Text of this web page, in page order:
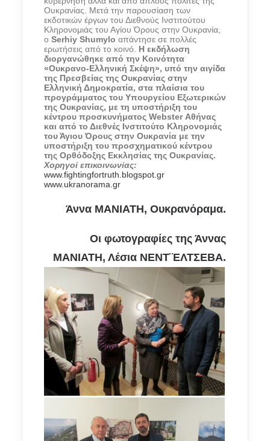
Ουκρανίας. Μετά την παρουσίαση των
εκδοτικών έργων του Διεθνούς Ινστιτούτου
Κληρονομιάς του Αγίου Όρους στην Ουκρανία,
ο Serhiy Shumylo απάντησε σε πολλές
ερωτήσεις από το κοινό. Η εκδήλωση
διοργανώθηκε από την Κοινότητα
«Ουκρανο-Ελληνική Σκέψη», υπό την αιγίδα
της Πρεσβείας της Ουκρανίας στην
Ελληνική Δημοκρατία, στα πλαίσια του
προγράμματος του Υπουργείου Εξωτερικών
της Ουκρανίας, με τη υποστήριξη του
κέντρου προσκυνήματος Webster Αθήνας
και από το Διεθνές Ινστιτούτο Κληρονομιάς
του Άγιου Όρους στην Ουκρανία με την
υποστήριξη του προσχηματικού κέντρου
της Ορθόδοξης Εκκλησίας της Ουκρανίας.
Χορηγοί επικοινωνίας:
www.fightingfortruth.blogspot.gr
www.ukranorama.gr
Άννα ΜΑΝΙΑΤΗ, Ουκρανόραμα.
Οι φωτογραφίες της Άννας
ΜΑΝΙΑΤΗ, Λέσια ΝΕΝΤ¨ΕΛΤΣΕΒΑ.